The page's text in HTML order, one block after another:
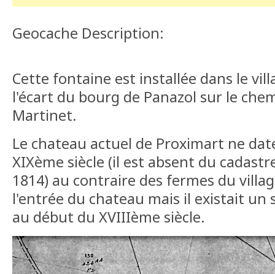
Geocache Description:
Cette fontaine est installée dans le
l'écart du bourg de Panazol sur le
Martinet.
Le chateau actuel de Proximart ne
XIXème siècle (il est absent du
1814) au contraire des fermes du
l'entrée du chateau mais il existait un
au début du XVIIIème siècle.